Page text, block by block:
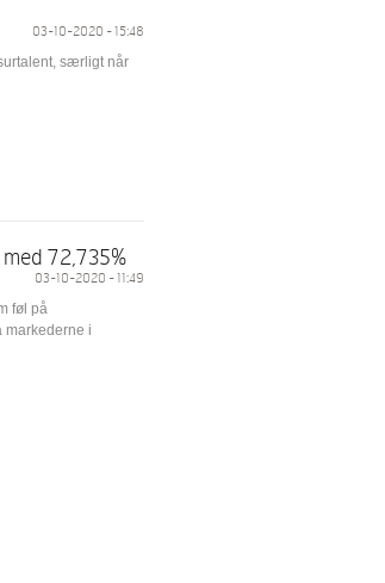
03-10-2020 - 15:48
særligt når
72,735%
03-10-2020 - 11:49
føl på
markederne i